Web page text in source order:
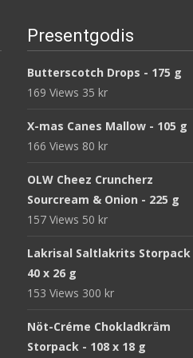
Presentgodis
Butterscotch Drops - 175 g
169 Views 35 kr
X-mas Canes Mallow - 105 g
166 Views 80 kr
OLW Cheez Cruncherz
Sourcream & Onion - 225 g
157 Views 50 kr
Lakrisal Saltlakrits Storpack
40 x 26 g
153 Views 300 kr
Nöt-Créme Chokladkräm
Storpack - 108 x 18 g